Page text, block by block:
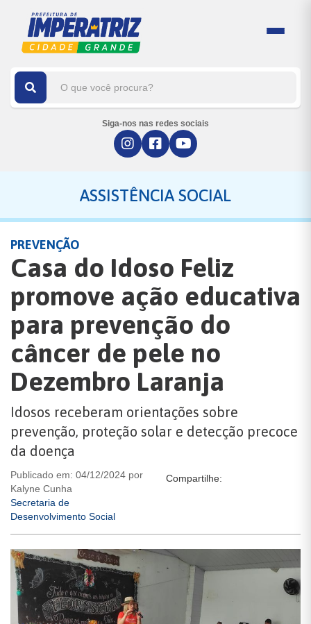
Siga-nos nas redes sociais
ASSISTÊNCIA SOCIAL
PREVENÇÃO
Casa do Idoso Feliz
promove ação educativa
para prevenção do
câncer de pele no
Dezembro Laranja
Idosos receberam orientações sobre
prevenção, proteção solar e detecção precoce
da doença
Publicado em: 04/12/2024 por
Kalyne Cunha
Secretaria de
Desenvolvimento Social
Compartilhe: